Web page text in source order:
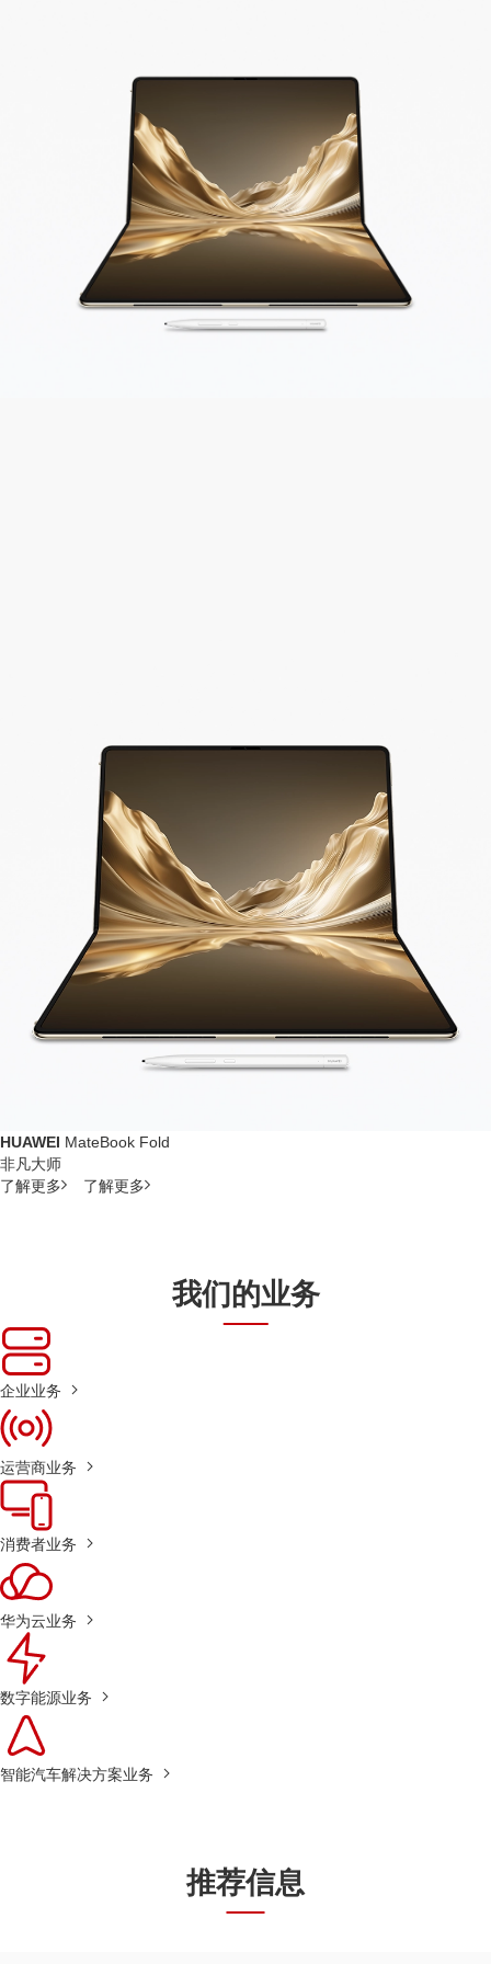
HUAWEI MateBook Fold
非凡大师
了解更多
了解更多
我们的业务
企业业务
运营商业务
消费者业务
华为云业务
数字能源业务
智能汽车解决方案业务
推荐信息